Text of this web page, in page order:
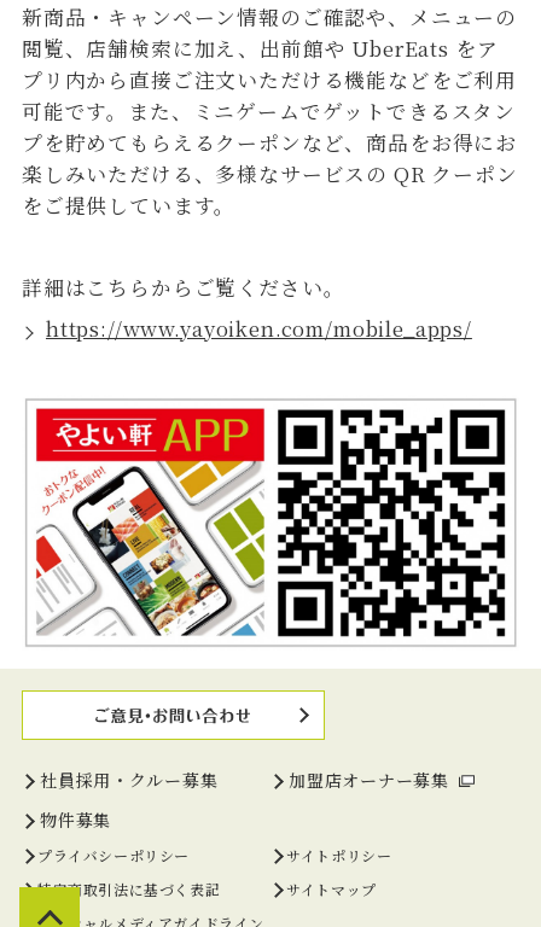
新商品・キャンペーン情報のご確認や、メニューの
閲覧、店舗検索に加え、出前館や UberEats をア
プリ内から直接ご注文いただける機能などをご利用
可能です。また、ミニゲームでゲットできるスタン
プを貯めてもらえるクーポンなど、商品をお得にお
楽しみいただける、多様なサービスの QR クーポン
をご提供しています。
詳細はこちらからご覧ください。
https://www.yayoiken.com/mobile_apps/
社員採用・クルー募集
加盟店オーナー募集
物件募集
プライバシーポリシー
サイトポリシー
特定商取引法に基づく表記
サイトマップ
ソーシャルメディアガイドライン